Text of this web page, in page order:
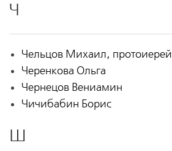
Ч
Чельцов Михаил, протоиерей
Черенкова Ольга
Чернецов Вениамин
Чичибабин Борис
Ш